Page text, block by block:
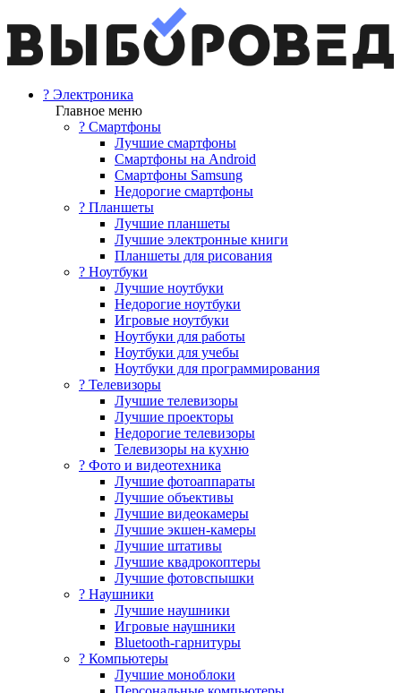
? Электроника
Главное меню
? Смартфоны
Лучшие смартфоны
Смартфоны на Android
Смартфоны Samsung
Недорогие смартфоны
? Планшеты
Лучшие планшеты
Лучшие электронные книги
Планшеты для рисования
? Ноутбуки
Лучшие ноутбуки
Недорогие ноутбуки
Игровые ноутбуки
Ноутбуки для работы
Ноутбуки для учебы
Ноутбуки для программирования
? Телевизоры
Лучшие телевизоры
Лучшие проекторы
Недорогие телевизоры
Телевизоры на кухню
? Фото и видеотехника
Лучшие фотоаппараты
Лучшие объективы
Лучшие видеокамеры
Лучшие экшен-камеры
Лучшие штативы
Лучшие квадрокоптеры
Лучшие фотовспышки
? Наушники
Лучшие наушники
Игровые наушники
Bluetooth-гарнитуры
?️ Компьютеры
Лучшие моноблоки